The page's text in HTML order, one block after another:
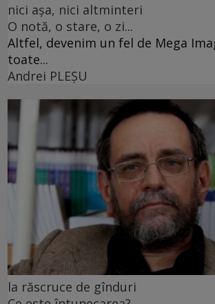
nici așa, nici altminteri
O notă, o stare, o zi...
Altfel, devenim un fel de Mega
toate...
Andrei PLEŞU
la răscruce de gînduri